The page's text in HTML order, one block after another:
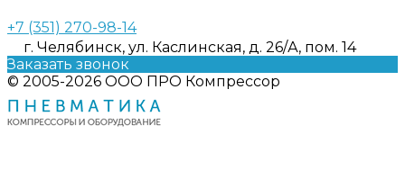
+7 (351) 270-98-14
г. Челябинск, ул. Каслинская, д. 26/А, пом. 14
Заказать звонок
© 2005-2026 ООО ПРО Компрессор